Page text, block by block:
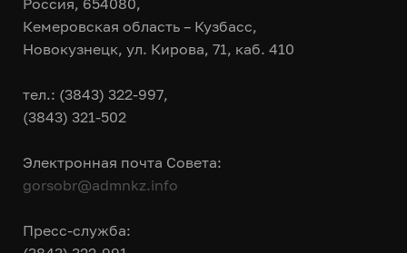
Россия, 654080,
Кемеровская область – Кузбасс,
Новокузнецк, ул. Кирова, 71, каб. 410
тел.: (3843) 322-997,
(3843) 321-502
Электронная почта Совета:
gorsobr@admnkz.info
Пресс-служба: